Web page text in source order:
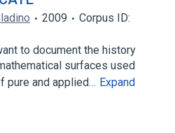
2009
Corpus ID:
to document the history
surfaces used
pure and applied… Expand